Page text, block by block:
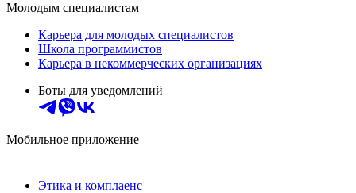
Молодым специалистам
Карьера для молодых специалистов
Школа программистов
Карьера в некоммерческих организациях
Боты для уведомлений
Мобильное приложение
Этика и комплаенс